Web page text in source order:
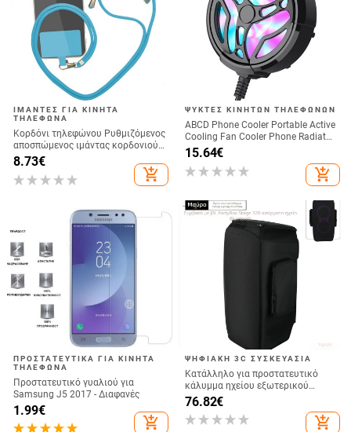
ΙΜΆΝΤΕΣ ΓΙΑ ΚΙΝΗΤΆ
ΤΗΛΈΦΩΝΑ
Κορδόνι τηλεφώνου Ρυθμιζόμενος
αποσπώμενος ιμάντας κορδονιού
λαιμού για αξεσουάρ κινητών
τηλεφώνων Ιμάντες λαιμού σχοινί
κινητού τηλεφώνου Universal
8.73€
add_shopping_cart
ΨΎΚΤΕΣ ΚΙΝΗΤΏΝ ΤΗΛΕΦΏΝΩΝ
ABCD Phone Cooler Portable Active
Cooling Fan Cooler Phone Radiator
for Playing Games
15.64€
add_shopping_cart
ΠΡΟΣΤΑΤΕΥΤΙΚΆ ΓΙΑ ΚΙΝΗΤΆ
ΤΗΛΈΦΩΝΑ
Προστατευτικό γυαλιού για
Samsung J5 2017 - Διαφανές
1.99€
add_shopping_cart
ΨΗΦΙΑΚΉ 3C ΣΥΣΚΕΥΑΣΊΑ
Κατάλληλο για προστατευτικό
κάλυμμα ηχείου εξωτερικού
χώρου Jbl Partybox 320, κάλυμμα
σκόνης για θήκη τρόλεϊ Stage 320
Audio
76.82€
add_shopping_cart